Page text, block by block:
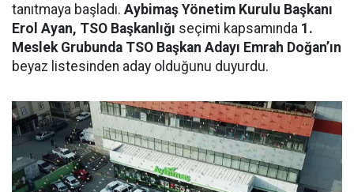
tanıtmaya başladı. Aybimaş Yönetim Kurulu Başkanı
Erol Ayan, TSO Başkanlığı seçimi kapsamında 1.
Meslek Grubunda TSO Başkan Adayı Emrah Doğan’ın
beyaz listesinden aday olduğunu duyurdu.